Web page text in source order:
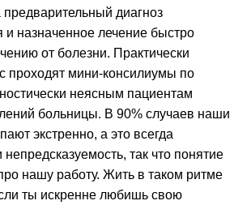
предварительный диагноз
и назначенное лечение быстро
от болезни. Практически
проходят мини-консилиумы по
неясным пациентам
больницы. В 90% случаев наши
экстренно, а это всегда
непредсказуемость, так что понятие
нашу работу. Жить в таком ритме
ты искренне любишь свою